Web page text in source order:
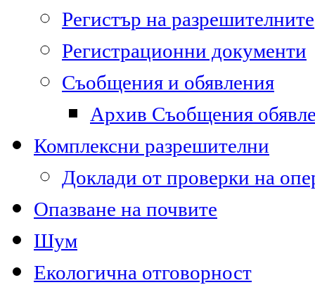
Регистър на разрешителните
Регистрационни документи
Съобщения и обявления
Архив Съобщения
Комплексни разрешителни
Доклади от проверки на
Опазване на почвите
Шум
Екологична отговорност